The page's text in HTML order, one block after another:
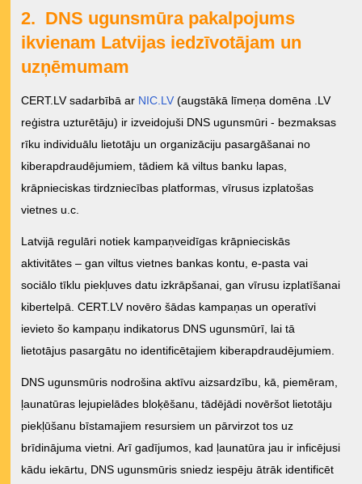
2. DNS ugunsmūra pakalpojums
ikvienam Latvijas iedzīvotājam un
uzņēmumam
CERT.LV sadarbībā ar NIC.LV (augstākā līmeņa domēna .LV
reģistra uzturētāju) ir izveidojuši DNS ugunsmūri - bezmaksas
rīku individuālu lietotāju un organizāciju pasargāšanai no
kiberapdraudējumiem, tādiem kā viltus banku lapas,
krāpnieciskas tirdzniecības platformas, vīrusus izplatošas
vietnes u.c.
Latvijā regulāri notiek kampaņveidīgas krāpnieciskās
aktivitātes – gan viltus vietnes bankas kontu, e-pasta vai
sociālo tīklu piekļuves datu izkrāpšanai, gan vīrusu izplatīšanai
kibertelpā. CERT.LV novēro šādas kampaņas un operatīvi
ievieto šo kampaņu indikatorus DNS ugunsmūrī, lai tā
lietotājus pasargātu no identificētajiem kiberapdraudējumiem.
DNS ugunsmūris nodrošina aktīvu aizsardzību, kā, piemēram,
ļaunatūras lejupielādes bloķēšanu, tādējādi novēršot lietotāju
piekļūšanu bīstamajiem resursiem un pārvirzot tos uz
brīdinājuma vietni. Arī gadījumos, kad ļaunatūra jau ir inficējusi
kādu iekārtu, DNS ugunsmūris sniedz iespēju ātrāk identificēt